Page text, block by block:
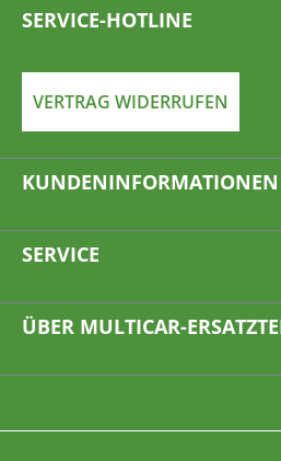
SERVICE-HOTLINE
VERTRAG WIDERRUFEN
KUNDENINFORMATIONEN
SERVICE
ÜBER MULTICAR-